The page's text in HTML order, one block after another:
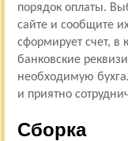
порядок оплаты.
сайте и сообщите
сформирует счет, в
банковские
необходимую
и приятно
Сборка